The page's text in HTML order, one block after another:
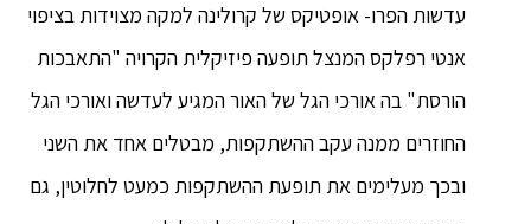
עדשות הפרו- אופטיקס של קרולינה למקה מצוידות בציפוי
אנטי רפלקס המנצל תופעה פיזיקלית הקרויה "התאבכות
הורסת" בה אורכי הגל של האור המגיע לעדשה ואורכי הגל
החוזרים ממנה עקב ההשתקפות, מבטלים אחד את השני
ובכך מעלימים את תופעת ההשתקפות כמעט לחלוטין, גם